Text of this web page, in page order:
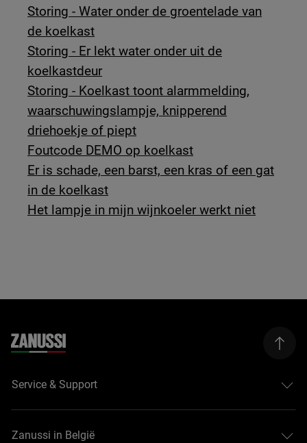
Storing - Water onder de groentelade van
de koelkast
Storing - Er lekt water onder uit de
koelkastdeur
Storing - Koelkast toont alarmmelding,
waarschuwingslampje, knipperend
driehoekje of piept
Foutcode DEMO op koelkast
Er is schade, een barst, een kras of een gat
in de koelkast
Het lampje in mijn wijnkoeler werkt niet
Service & Support
Zanussi in België